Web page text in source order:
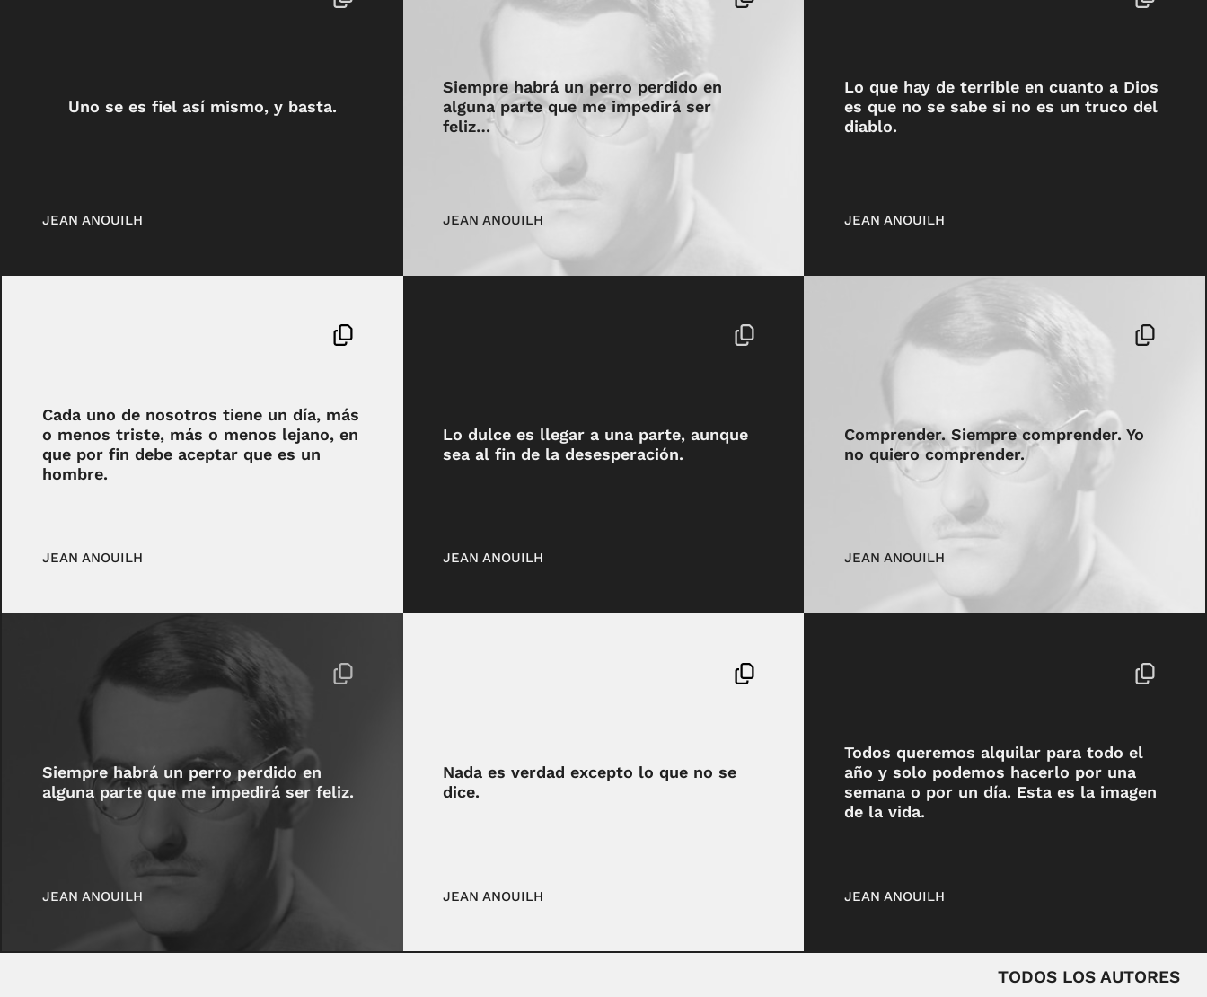
Uno se es fiel así mismo, y basta.
JEAN ANOUILH
Siempre habrá un perro perdido en
alguna parte que me impedirá ser
feliz…
JEAN ANOUILH
Lo que hay de terrible en cuanto a Dios
es que no se sabe si no es un truco del
diablo.
JEAN ANOUILH
Cada uno de nosotros tiene un día, más
o menos triste, más o menos lejano, en
que por fin debe aceptar que es un
hombre.
JEAN ANOUILH
Lo dulce es llegar a una parte, aunque
sea al fin de la desesperación.
JEAN ANOUILH
Comprender. Siempre comprender. Yo
no quiero comprender.
JEAN ANOUILH
Siempre habrá un perro perdido en
alguna parte que me impedirá ser feliz.
JEAN ANOUILH
Nada es verdad excepto lo que no se
dice.
JEAN ANOUILH
Todos queremos alquilar para todo el
año y solo podemos hacerlo por una
semana o por un día. Esta es la imagen
de la vida.
JEAN ANOUILH
TODOS LOS AUTORES